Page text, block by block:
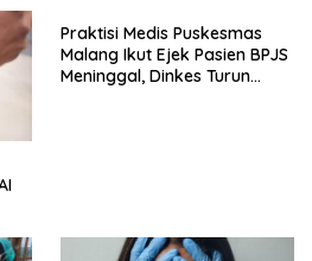
Praktisi Medis Puskesmas
Malang Ikut Ejek Pasien BPJS
Meninggal, Dinkes Turun